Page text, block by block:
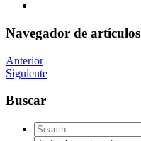
Navegador de artículos
Anterior
Siguiente
Buscar